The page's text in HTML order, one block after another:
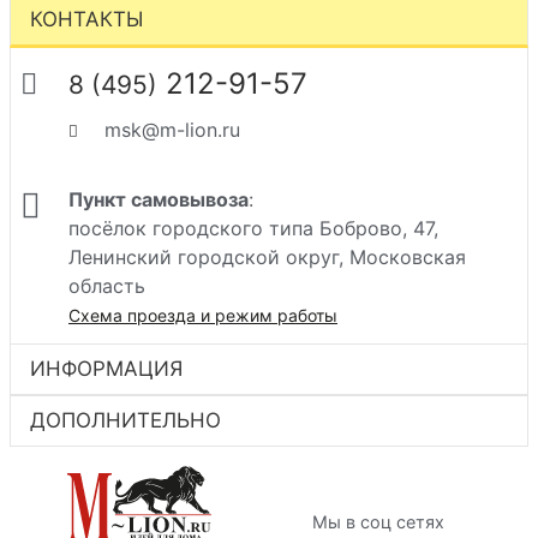
КОНТАКТЫ
8 (495) 212-91-57
msk@m-lion.ru
Пункт самовывоза:
посёлок городского типа Боброво, 47,
Ленинский городской округ, Московская
область
Схема проезда и режим работы
ИНФОРМАЦИЯ
ДОПОЛНИТЕЛЬНО
Мы в соц сетях